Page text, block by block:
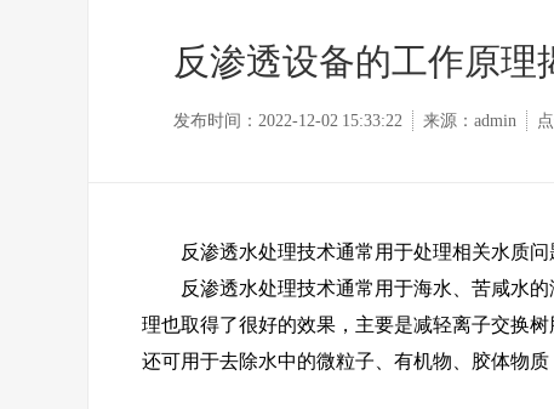
反渗透设备的工作原理
发布时间：2022-12-02 15:33:22 来源：admin
反渗透水处理技术通常用于处理相关水质问
反渗透水处理技术通常用于海水、苦咸水的
理也取得了很好的效果，主要是减轻离子交换
还可用于去除水中的微粒子、有机物、胶体物